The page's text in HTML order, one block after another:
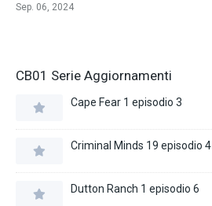
Sep. 06, 2024
CB01 Serie Aggiornamenti
Cape Fear 1 episodio 3
Criminal Minds 19 episodio 4
Dutton Ranch 1 episodio 6